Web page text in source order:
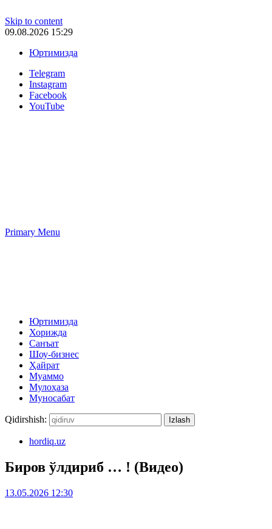
Skip to content
09.08.2026 15:29
Юртимизда
Telegram
Instagram
Facebook
YouTube
Primary Menu
Юртимизда
Хорижда
Санъат
Шоу-бизнес
Ҳайрат
Муаммо
Мулоҳаза
Муносабат
Qidirshish:
hordiq.uz
Биров ўлдириб … ! (Видео)
13.05.2026 12:30